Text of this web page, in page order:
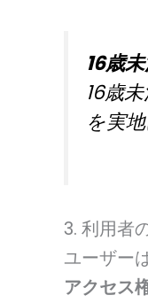
16歳
16歳
を実
3. 利用者
ユーザー
アクセス